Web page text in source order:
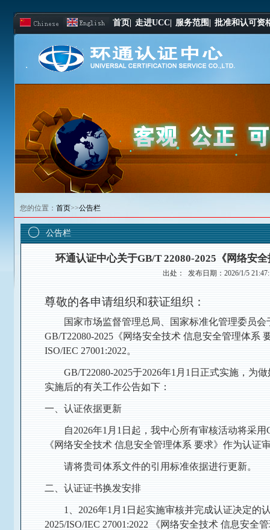
首页| 走进UCC| 服务范围| 批准和认可资
您的位置： 首页>>公告栏
公告栏
环通认证中心关于GB/T 22080-2025《网络安
出处： 发布日期：2026/1/5
尊敬的各申请组织和获证组织：
国家市场监督管理总局、国家标准化管理委员会
GB/T22080-2025《网络安全技术 信息安全管理体系
ISO/IEC 27001:2022。
GB/T22080-2025于2026年1月1日正式实施，为
实施后的有关工作公告如下：
一、认证依据更新
自2026年1月1日起，我中心所有审核活动将采用
《网络安全技术 信息安全管理体系 要求》作为认证
请将贵司体系文件的引用标准依据进行更新。
二、认证证书换发安排
1、2026年1月1日起实施审核并完成认证决定的
2025/ISO/IEC 27001:2022 《网络安全技术 信息安全